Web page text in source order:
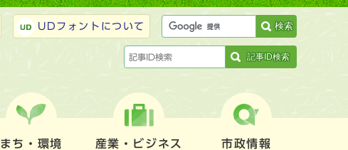
UDフォントについて 検索
記事ID検索
まち・環境 産業・ビジネス 市政情報